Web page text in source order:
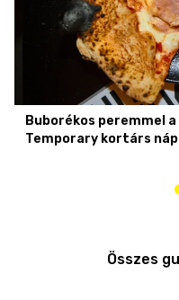
Buborékos peremmel
Temporary kortárs
Összes